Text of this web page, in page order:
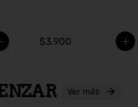
$3.900
Ver más